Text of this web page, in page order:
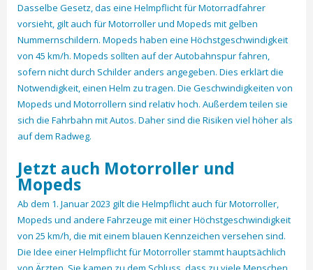
Dasselbe Gesetz, das eine Helmpflicht für Motorradfahrer
vorsieht, gilt auch für Motorroller und Mopeds mit gelben
Nummernschildern. Mopeds haben eine Höchstgeschwindigkeit
von 45 km/h. Mopeds sollten auf der Autobahnspur fahren,
sofern nicht durch Schilder anders angegeben. Dies erklärt die
Notwendigkeit, einen Helm zu tragen. Die Geschwindigkeiten von
Mopeds und Motorrollern sind relativ hoch. Außerdem teilen sie
sich die Fahrbahn mit Autos. Daher sind die Risiken viel höher als
auf dem Radweg.
Jetzt auch Motorroller und
Mopeds
Ab dem 1. Januar 2023 gilt die Helmpflicht auch für Motorroller,
Mopeds und andere Fahrzeuge mit einer Höchstgeschwindigkeit
von 25 km/h, die mit einem blauen Kennzeichen versehen sind.
Die Idee einer Helmpflicht für Motorroller stammt hauptsächlich